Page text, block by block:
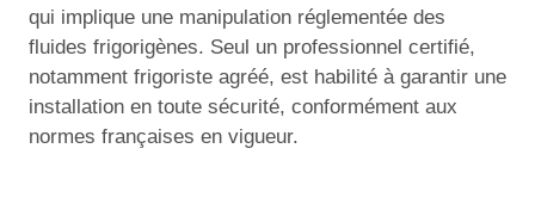
qui implique une manipulation réglementée des
fluides frigorigènes. Seul un professionnel certifié,
notamment frigoriste agréé, est habilité à garantir une
installation en toute sécurité, conformément aux
normes françaises en vigueur.